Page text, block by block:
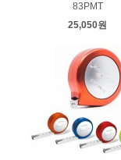
83PMT
25,050원